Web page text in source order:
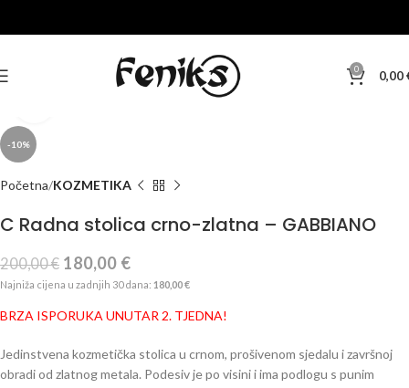
0 0,00
-10%
Početna KOZMETIKA
C Radna stolica crno-zlatna – GABBIANO
200,00€ 180,00 €
Najniža cijena u zadnjih 30 dana: 180,00€
BRZA ISPORUKA UNUTAR 2. TJEDNA!
Jedinstvena kozmetička stolica u crnom, prošivenom sjedalu i završnoj
obradi od zlatnog metala. Podesiv je po visini i ima podlogu s punim